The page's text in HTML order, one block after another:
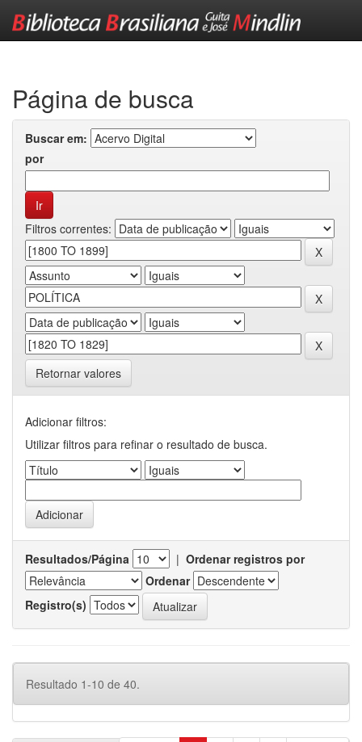
Página de busca
Buscar em:
por
Filtros correntes:
Retornar valores
Adicionar filtros:
Utilizar filtros para refinar o resultado de busca.
Resultados/Página | Ordenar registros por
Ordenar
Registro(s)
Resultado 1-10 de 40.